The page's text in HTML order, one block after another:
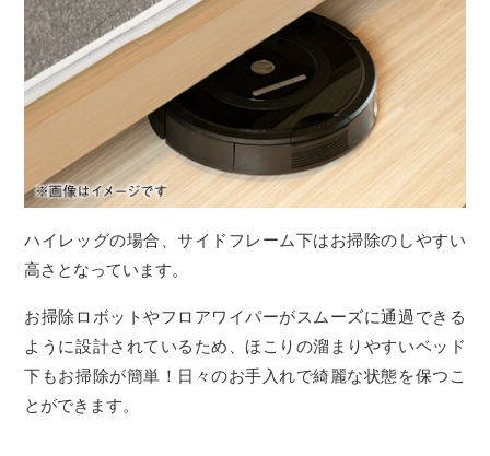
ハイレッグの場合、サイドフレーム下はお掃除のしやすい
高さとなっています。
お掃除ロボットやフロアワイパーがスムーズに通過できる
ように設計されているため、ほこりの溜まりやすいベッド
下もお掃除が簡単！日々のお手入れで綺麗な状態を保つこ
とができます。